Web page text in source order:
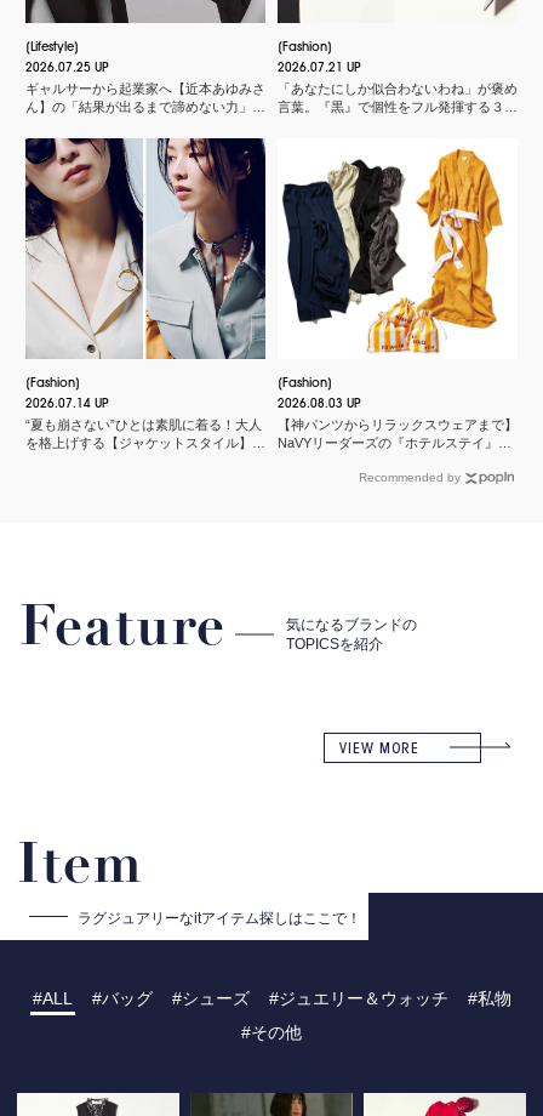
Lifestyle
2026.07.25 UP
ギャルサーから起業家へ【近本あゆみさ
ん】の「結果が出るまで諦めない力」と
Fashion
2026.07.21 UP
「あなたにしか似合わないわね」が褒め
言葉。『黒』で個性をフル発揮する３つ
Fashion
2026.07.14 UP
“夏も崩さない”ひとは素肌に着る！大人
を格上げする【ジャケットスタイル】厳
Fashion
2026.08.03 UP
【神パンツからリラックスウェアまで】
NaVYリーダーズの『ホテルステイ』に
Recommended by
Feature
気になるブランドの
TOPICSを紹介
VIEW MORE
Item
ラグジュアリーなitアイテム探しはここで！
ALL バッグ シューズ ジュエリー＆ウォッチ
私物
その他